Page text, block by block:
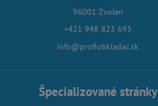
96001 Zvolen
+421 948 823 693
info@profiobkladac.sk
Špecializované stránky